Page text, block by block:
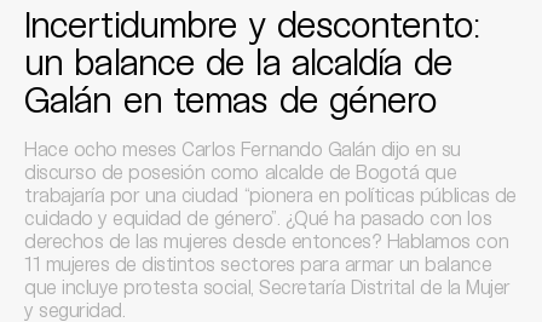
Incertidumbre y descontento:
un balance de la alcaldía de
Galán en temas de género
Hace ocho meses Carlos Fernando Galán dijo en su
discurso de posesión como alcalde de Bogotá que
trabajaría por una ciudad “pionera en políticas públicas de
cuidado y equidad de género”. ¿Qué ha pasado con los
derechos de las mujeres desde entonces? Hablamos con
11 mujeres de distintos sectores para armar un balance
que incluye protesta social, Secretaría Distrital de la Mujer
y seguridad.